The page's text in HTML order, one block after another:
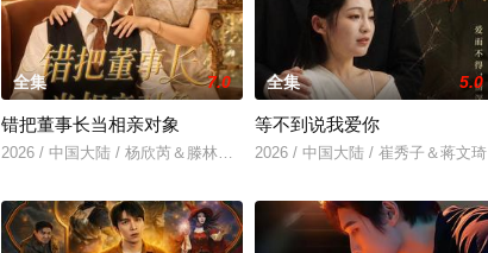
全集 7.0
错把董事长当相亲对象
2026 / 中国大陆 / 杨欣芮＆滕林＆马治邦
全集 5.0
等不到说我爱你
2026 / 中国大陆 / 崔秀子＆蒋文琦